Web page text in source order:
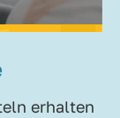
erhalten